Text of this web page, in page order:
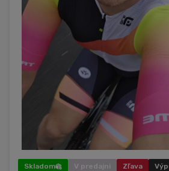
Skladom V predajni Zľava